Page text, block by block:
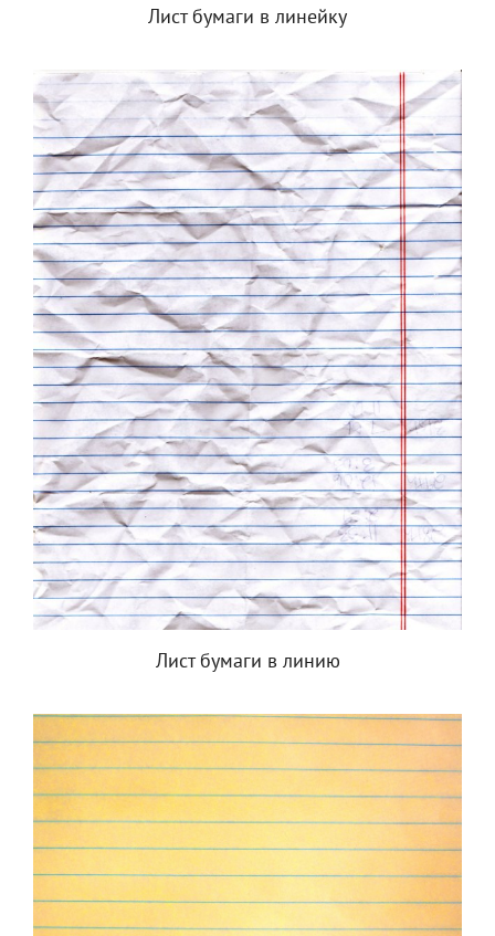
Лист бумаги в линейку
Лист бумаги в линию